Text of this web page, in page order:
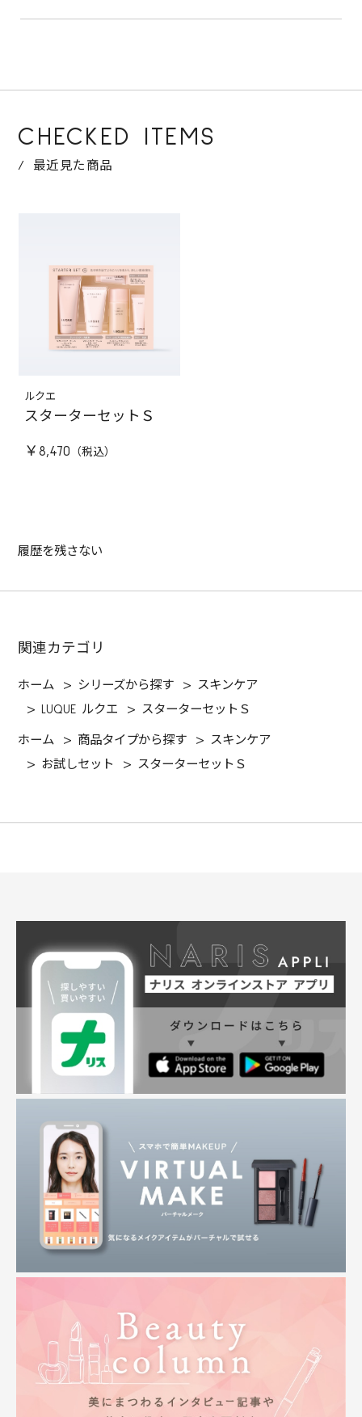
CHECKED ITEMS
最近見た商品
ルクエ
スターターセットＳ
￥8,470
履歴を残さない
関連カテゴリ
ホーム > シリーズから探す > スキンケア
>
LUQUE ルクエ > スターターセットＳ
ホーム > 商品タイプから探す >
スキンケア
> お試しセット > スターターセットＳ